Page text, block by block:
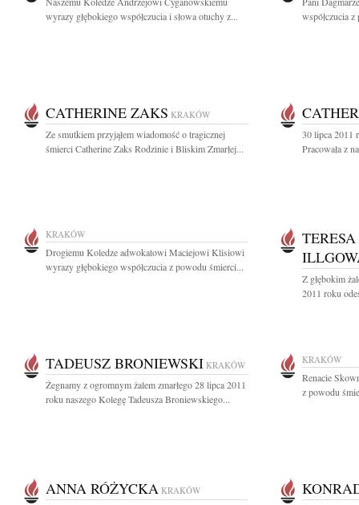
wyrazy głębokiego współczucia i słowa otuchy z...
współczucia
CATHERINE ZAKS KRAKÓW
Ze smutkiem przyjąłem wiadomość o tragicznej
śmierci Catherine Zaks Rodzinie i Bliskim Zmarłej...
30 lipca 2011
Pracowała z
KRAKÓW
Drogiemu Koledze adwokatowi Maciejowi Klisiowi
wyrazy głębokiego współczucia z powodu śmierci...
Z głębokim
2011 roku
TADEUSZ BRONIEWSKI KRAKÓW
Żegnamy z ogromnym żalem zmarłego 28 lipca 2011
roku naszego Kolegę Tadeusza Broniewskiego...
KRAKÓW
Renacie
z powodu
ANNA RÓŻYCKA KRAKÓW